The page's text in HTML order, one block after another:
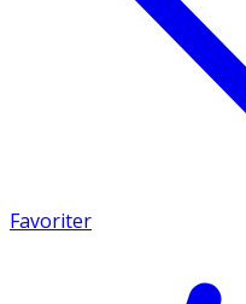
Favoriter